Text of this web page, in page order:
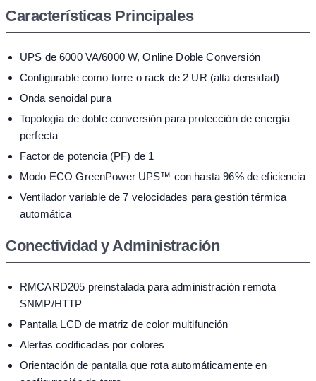
Características Principales
UPS de 6000 VA/6000 W, Online Doble Conversión
Configurable como torre o rack de 2 UR (alta densidad)
Onda senoidal pura
Topología de doble conversión para protección de energía
perfecta
Factor de potencia (PF) de 1
Modo ECO GreenPower UPS™ con hasta 96% de eficiencia
Ventilador variable de 7 velocidades para gestión térmica
automática
Conectividad y Administración
RMCARD205 preinstalada para administración remota
SNMP/HTTP
Pantalla LCD de matriz de color multifunción
Alertas codificadas por colores
Orientación de pantalla que rota automáticamente en